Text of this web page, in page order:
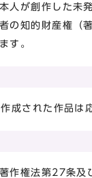
人が創作した未
の知的財産権（
す。
成された作品は
作権法第27条及